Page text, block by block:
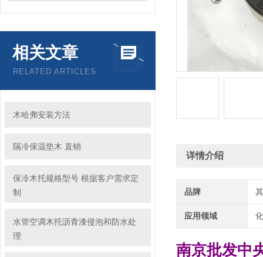
相关文章
RELATED ARTICLES
木哈弗安装方法
隔冷保温垫木 直销
保冷木托规格型号 根据客户需求定
制
水管空调木托沥青漆侵泡和防水处
理
详情介绍
品牌
应用领域
南京批发中